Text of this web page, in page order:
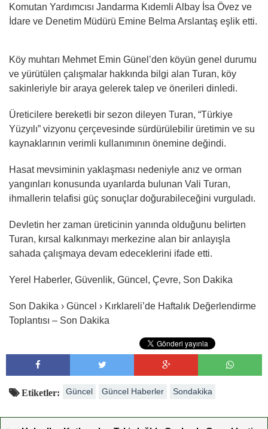
Komutan Yardımcısı Jandarma Kıdemli Albay İsa Övez ve
İdare ve Denetim Müdürü Emine Belma Arslantaş eşlik etti.
Köy muhtarı Mehmet Emin Günel’den köyün genel durumu
ve yürütülen çalışmalar hakkında bilgi alan Turan, köy
sakinleriyle bir araya gelerek talep ve önerileri dinledi.
Üreticilere bereketli bir sezon dileyen Turan, “Türkiye
Yüzyılı” vizyonu çerçevesinde sürdürülebilir üretimin ve su
kaynaklarının verimli kullanımının önemine değindi.
Hasat mevsiminin yaklaşması nedeniyle anız ve orman
yangınları konusunda uyarılarda bulunan Vali Turan,
ihmallerin telafisi güç sonuçlar doğurabileceğini vurguladı.
Devletin her zaman üreticinin yanında olduğunu belirten
Turan, kırsal kalkınmayı merkezine alan bir anlayışla
sahada çalışmaya devam edeceklerini ifade etti.
Yerel Haberler, Güvenlik, Güncel, Çevre, Son Dakika
Son Dakika › Güncel › Kırklareli’de Haftalık Değerlendirme
Toplantısı – Son Dakika
Etiketler: Güncel Güncel Haberler Sondakika